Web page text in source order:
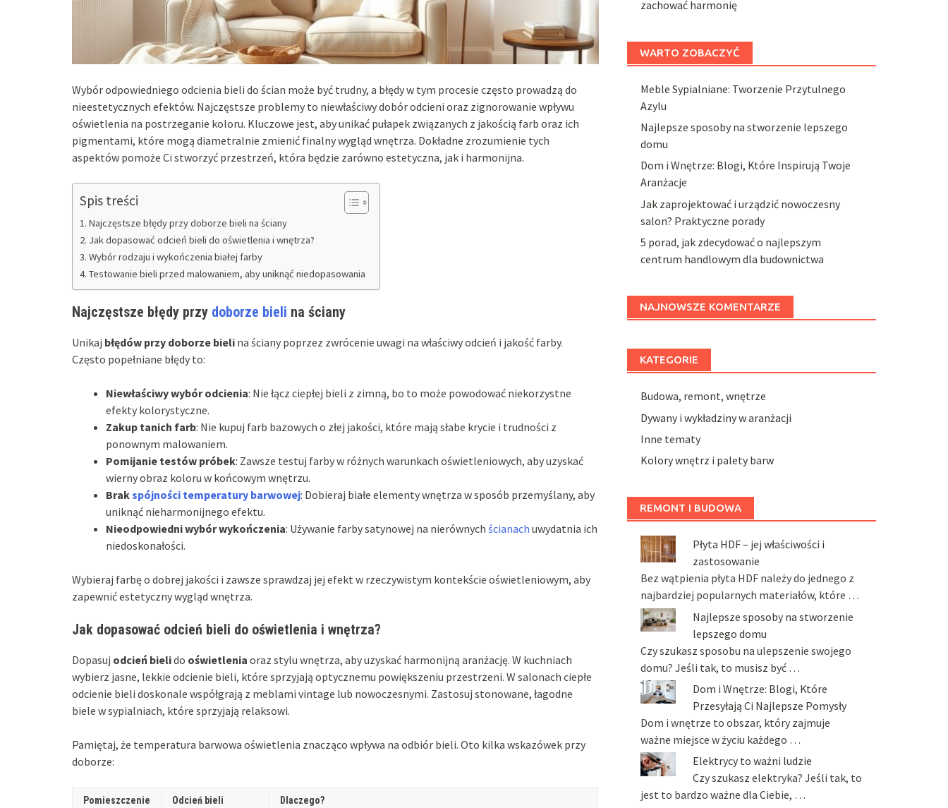
Wybór odpowiedniego odcienia bieli do ścian może być trudny, a błędy w tym procesie często prowadzą do
nieestetycznych efektów. Najczęstsze problemy to niewłaściwy dobór odcieni oraz zignorowanie wpływu
oświetlenia na postrzeganie koloru. Kluczowe jest, aby unikać pułapek związanych z jakością farb oraz ich
pigmentami, które mogą diametralnie zmienić finalny wygląd wnętrza. Dokładne zrozumienie tych
aspektów pomoże Ci stworzyć przestrzeń, która będzie zarówno estetyczna, jak i harmonijna.
Spis treści
Najczęstsze błędy przy doborze bieli na ściany
Jak dopasować odcień bieli do oświetlenia i wnętrza?
Wybór rodzaju i wykończenia białej farby
Testowanie bieli przed malowaniem, aby uniknąć niedopasowania
Najczęstsze błędy przy doborze bieli na ściany
Unikaj błędów przy doborze bieli na ściany poprzez zwrócenie uwagi na właściwy odcień i jakość farby.
Często popełniane błędy to:
Niewłaściwy wybór odcienia: Nie łącz ciepłej bieli z zimną, bo to może powodować niekorzystne
efekty kolorystyczne.
Zakup tanich farb: Nie kupuj farb bazowych o złej jakości, które mają słabe krycie i trudności z
ponownym malowaniem.
Pomijanie testów próbek: Zawsze testuj farby w różnych warunkach oświetleniowych, aby uzyskać
wierny obraz koloru w końcowym wnętrzu.
Brakspójności temperatury barwowej: Dobieraj białe elementy wnętrza w sposób przemyślany, aby
uniknąć nieharmonijnego efektu.
Nieodpowiedni wybór wykończenia: Używanie farby satynowej na nierównych ścianach uwydatnia ich
niedoskonałości.
Wybieraj farbę o dobrej jakości i zawsze sprawdzaj jej efekt w rzeczywistym kontekście oświetleniowym, aby
zapewnić estetyczny wygląd wnętrza.
Jak dopasować odcień bieli do oświetlenia i wnętrza?
Dopasuj odcień bielido oświetlenia oraz stylu wnętrza, aby uzyskać harmonijną aranżację. W kuchniach
wybierz jasne, lekkie odcienie bieli, które sprzyjają optycznemu powiększeniu przestrzeni. W salonach ciepłe
odcienie bieli doskonale współgrają z meblami vintage lub nowoczesnymi. Zastosuj stonowane, łagodne
biele w sypialniach, które sprzyjają relaksowi.
Pamiętaj, że temperatura barwowa oświetlenia znacząco wpływa na odbiór bieli. Oto kilka wskazówek przy
doborze:
Pomieszczenie Odcień bieli Dlaczego?
zachować harmonię
WARTO ZOBACZYĆ
Meble Sypialniane: Tworzenie Przytulnego
Azylu
Najlepsze sposoby na stworzenie lepszego
domu
Dom i Wnętrze: Blogi, Które Inspirują Twoje
Aranżacje
Jak zaprojektować i urządzić nowoczesny
salon? Praktyczne porady
5 porad, jak zdecydować o najlepszym
centrum handlowym dla budownictwa
NAJNOWSZE KOMENTARZE
KATEGORIE
Budowa, remont, wnętrze
Dywany i wykładziny w aranżacji
Inne tematy
Kolory wnętrz i palety barw
REMONT I BUDOWA
Płyta HDF – jej właściwości i
zastosowanie
Bez wątpienia płyta HDF należy do jednego z
najbardziej popularnych materiałów, które …
Najlepsze sposoby na stworzenie
lepszego domu
Czy szukasz sposobu na ulepszenie swojego
domu? Jeśli tak, to musisz być …
Dom i Wnętrze: Blogi, Które
Przesyłają Ci Najlepsze Pomysły
Dom i wnętrze to obszar, który zajmuje
ważne miejsce w życiu każdego …
Elektrycy to ważni ludzie
Czy szukasz elektryka? Jeśli tak, to
jest to bardzo ważne dla Ciebie, …